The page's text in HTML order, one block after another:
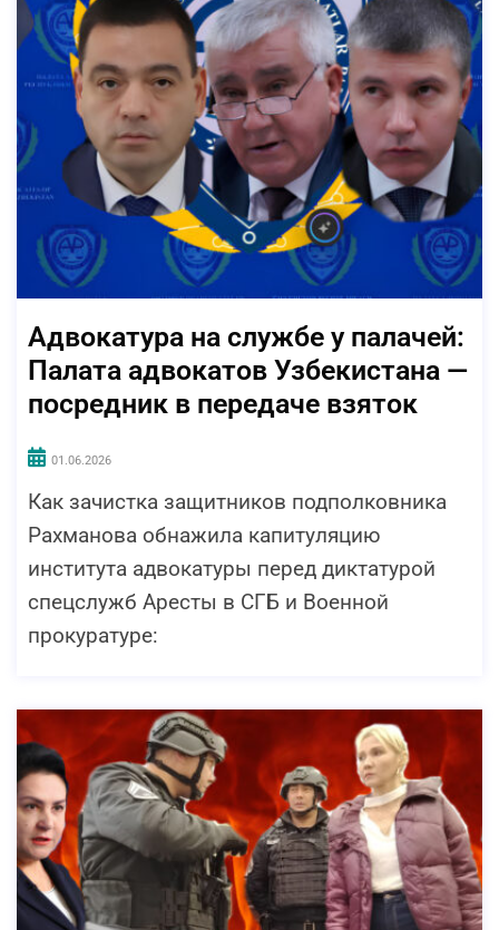
Адвокатура на службе у палачей:
Палата адвокатов Узбекистана —
посредник в передаче взяток
01.06.2026
Как зачистка защитников подполковника
Рахманова обнажила капитуляцию
института адвокатуры перед диктатурой
спецслужб Аресты в СГБ и Военной
прокуратуре: